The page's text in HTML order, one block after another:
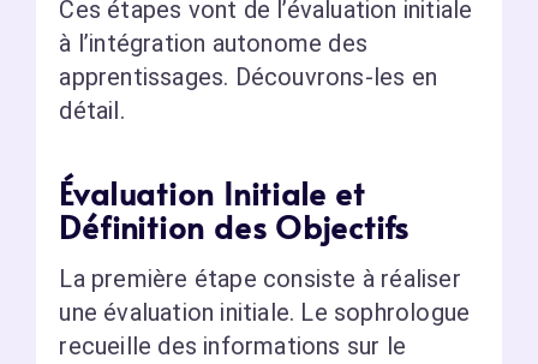
Ces étapes vont de l’évaluation initiale
à l’intégration autonome des
apprentissages. Découvrons-les en
détail.
Évaluation Initiale et
Définition des Objectifs
La première étape consiste à réaliser
une évaluation initiale. Le sophrologue
recueille des informations sur le